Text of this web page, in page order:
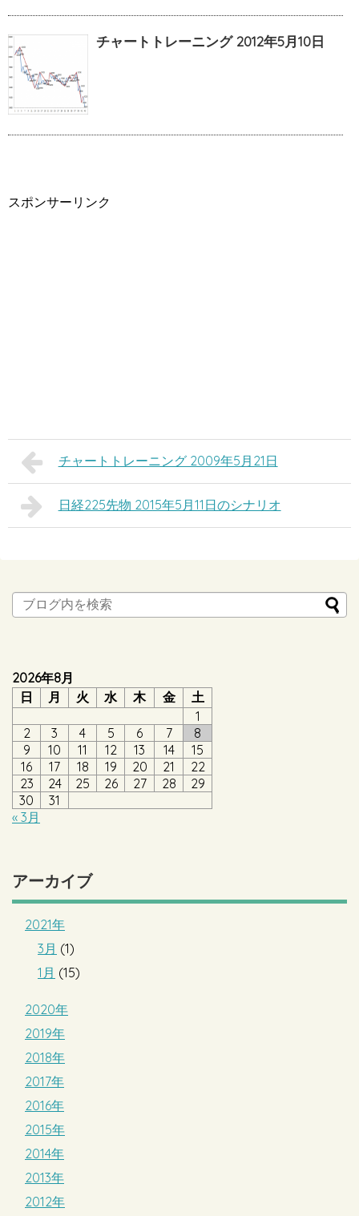
チャートトレーニング 2012年5月10日
スポンサーリンク
チャートトレーニング 2009年5月21日
日経225先物 2015年5月11日のシナリオ
2026年8月
日
月 火 水 木 金
土
1
2
3 4 5 6 7
8
9
10 11 12 13 14
15
16
17 18 19 20 21
22
23
24 25 26 27 28
29
30
31
« 3月
アーカイブ
2021年
3月 (1)
1月 (15)
2020年
2019年
2018年
2017年
2016年
2015年
2014年
2013年
2012年